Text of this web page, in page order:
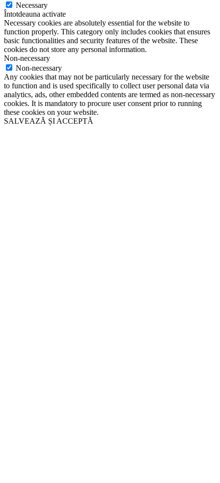
Necessary
Întotdeauna activate
Necessary cookies are absolutely essential for the website to
function properly. This category only includes cookies that ensures
basic functionalities and security features of the website. These
cookies do not store any personal information.
Non-necessary
Non-necessary
Any cookies that may not be particularly necessary for the website
to function and is used specifically to collect user personal data via
analytics, ads, other embedded contents are termed as non-necessary
cookies. It is mandatory to procure user consent prior to running
these cookies on your website.
SALVEAZĂ ȘI ACCEPTĂ